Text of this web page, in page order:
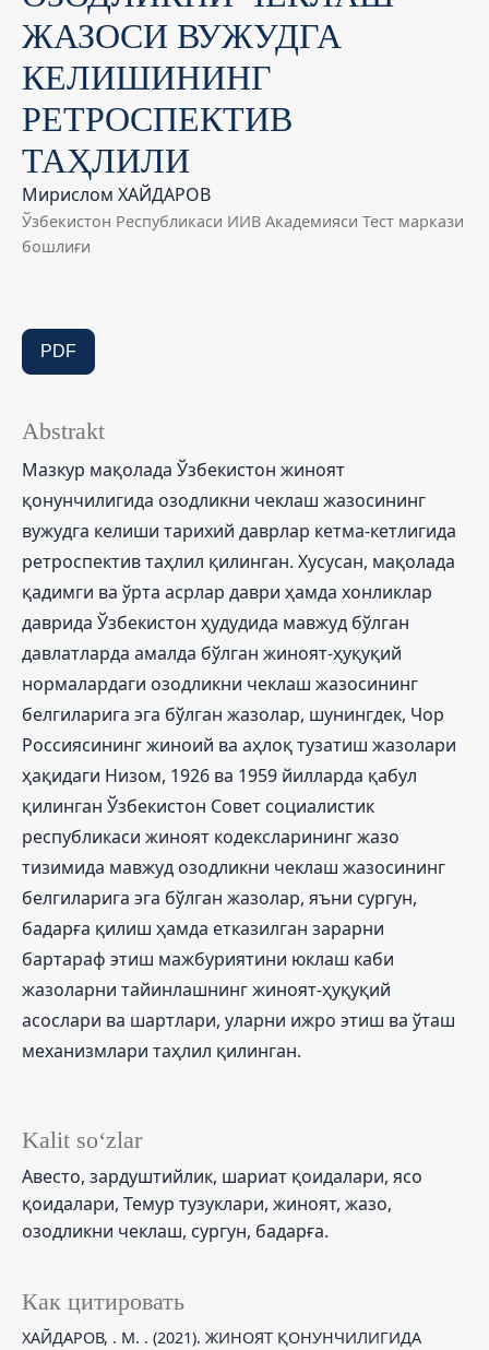
ЖАЗОСИ ВУЖУДГА
КЕЛИШИНИНГ
РЕТРОСПЕКТИВ
ТАҲЛИЛИ
Мирислом ХАЙДАРОВ
Ўзбекистон Республикаси ИИВ Академияси Тест маркази
бошлиғи
PDF
Kalit so‘zlar
Авесто, зардуштийлик, шариат қоидалари, ясо
қоидалари, Темур тузуклари, жиноят, жазо,
озодликни чеклаш, сургун, бадарға.
Как цитировать
ХАЙДАРОВ, . М. . (2021). ЖИНОЯТ ҚОНУНЧИЛИГИДА
Abstrakt
Мазкур мақолада Ўзбекистон жиноят
қонунчилигида озодликни чеклаш жазосининг
вужудга келиши тарихий даврлар кетма-кетлигида
ретроспектив таҳлил қилинган. Хусусан, мақолада
қадимги ва ўрта асрлар даври ҳамда хонликлар
даврида Ўзбекистон ҳудудида мавжуд бўлган
давлатларда амалда бўлган жиноят-ҳуқуқий
нормалардаги озодликни чеклаш жазосининг
белгиларига эга бўлган жазолар, шунингдек, Чор
Россиясининг жиноий ва аҳлоқ тузатиш жазолари
ҳақидаги Низом, 1926 ва 1959 йилларда қабул
қилинган Ўзбекистон Совет социалистик
республикаси жиноят кодексларининг жазо
тизимида мавжуд озодликни чеклаш жазосининг
белгиларига эга бўлган жазолар, яъни сургун,
бадарға қилиш ҳамда етказилган зарарни
бартараф этиш мажбуриятини юклаш каби
жазоларни тайинлашнинг жиноят-ҳуқуқий
асослари ва шартлари, уларни ижро этиш ва ўташ
механизмлари таҳлил қилинган.